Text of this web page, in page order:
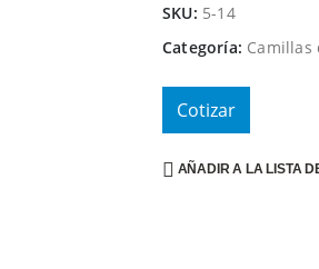
SKU: 5-14
Categoría: Camillas
Cotizar
AÑADIR A LA LISTA